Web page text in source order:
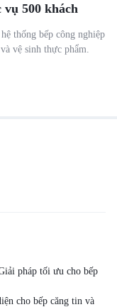
500 khách
thống bếp công nghiệp
vệ sinh thực phẩm.
pháp tối ưu cho bếp
cho bếp căng tin và